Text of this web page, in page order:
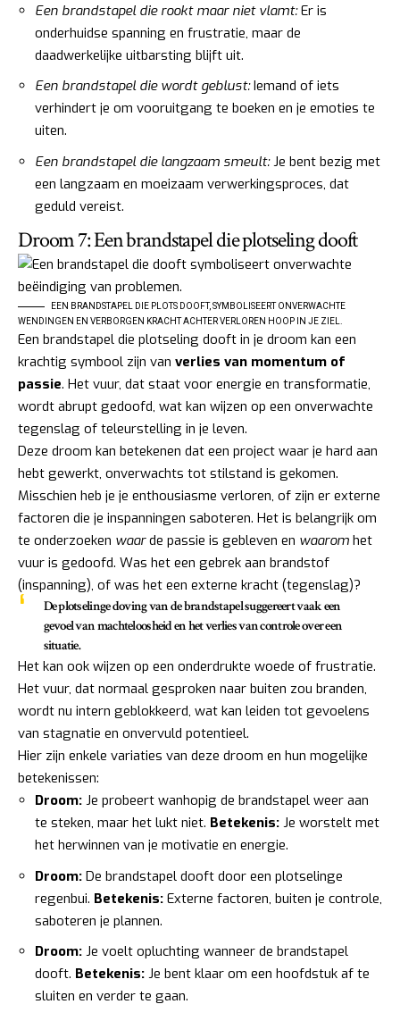
Een brandstapel die rookt maar niet vlamt:Er is
onderhuidse spanning en frustratie, maar de
daadwerkelijke uitbarsting blijft uit.
Een brandstapel die wordt geblust:Iemand of iets
verhindert je om vooruitgang te boeken en je emoties te
uiten.
Een brandstapel die langzaam smeult:Je bent bezig met
een langzaam en moeizaam verwerkingsproces, dat
geduld vereist.
Droom 7: Een brandstapel die plotseling dooft
EEN BRANDSTAPEL DIE PLOTS DOOFT, SYMBOLISEERT ONVERWACHTE
WENDINGEN EN VERBORGEN KRACHT ACHTER VERLOREN HOOP IN JE ZIEL.
Een brandstapel die plotseling dooft in je droom kan een
krachtig symbool zijn van verlies van momentum of
passie. Het vuur, dat staat voor energie en transformatie,
wordt abrupt gedoofd, wat kan wijzen op een onverwachte
tegenslag of teleurstelling in je leven.
Deze droom kan betekenen dat een project waar je hard aan
hebt gewerkt, onverwachts tot stilstand is gekomen.
Misschien heb je je enthousiasme verloren, of zijn er externe
factoren die je inspanningen saboteren. Het is belangrijk om
te onderzoeken waarde passie is gebleven en waarom het
vuur is gedoofd. Was het een gebrek aan brandstof
(inspanning), of was het een externe kracht (tegenslag)?
De plotselinge doving van de brandstapel suggereert vaak een
gevoel vanmachteloosheiden het verlies van controle over een
situatie.
Het kan ook wijzen op een onderdrukte woede of frustratie.
Het vuur, dat normaal gesproken naar buiten zou branden,
wordt nu intern geblokkeerd, wat kan leiden tot gevoelens
van stagnatie en onvervuld potentieel.
Hier zijn enkele variaties van deze droom en hun mogelijke
betekenissen:
Droom: Je probeert wanhopig de brandstapel weer aan
te steken, maar het lukt niet. Betekenis: Je worstelt met
het herwinnen van je motivatie en energie.
Droom: De brandstapel dooft door een plotselinge
regenbui. Betekenis: Externe factoren, buiten je controle,
saboteren je plannen.
Droom: Je voelt opluchting wanneer de brandstapel
dooft. Betekenis: Je bent klaar om een hoofdstuk af te
sluiten en verder te gaan.